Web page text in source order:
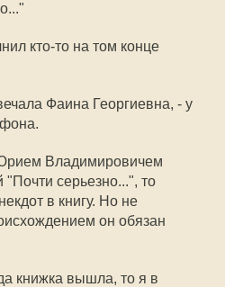
кто-то на том конце
Фаина Георгиевна, - у
Владимировичем
серьезно...", то
в книгу. Но не
он обязан
книжка вышла, то я в